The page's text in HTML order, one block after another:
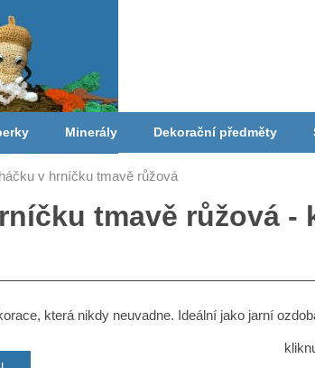
Minerály Dekorační předměty
v hrníčku tmavě růžová
tmavě růžová -
která nikdy neuvadne. Ideální jako jarní